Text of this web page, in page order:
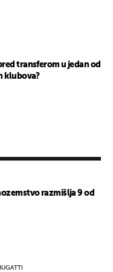
transferom u jedan od
klubova?
razmišlja 9 od